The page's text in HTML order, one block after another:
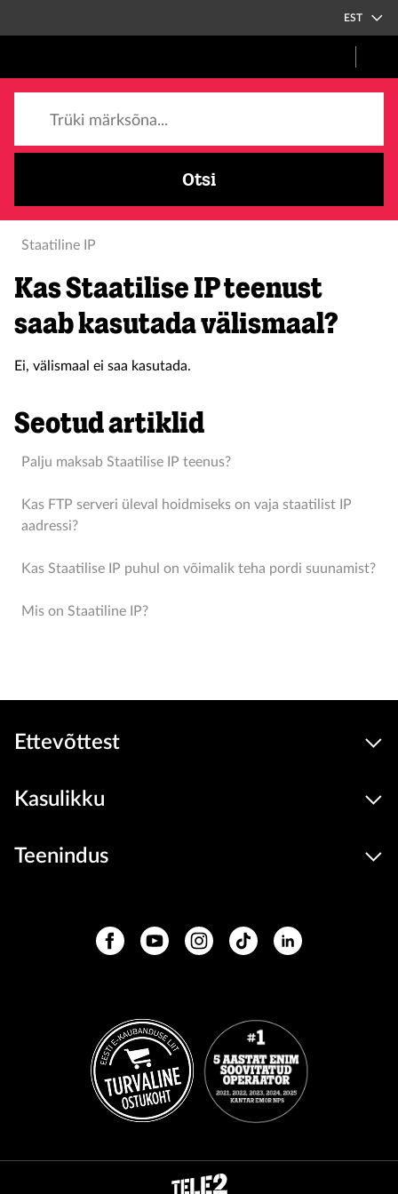
EST
Otsi
Staatiline IP
Kas Staatilise IP teenust
saab kasutada välismaal?
Ei, välismaal ei saa kasutada.
Seotud artiklid
Palju maksab Staatilise IP teenus?
Kas FTP serveri üleval hoidmiseks on vaja staatilist IP
aadressi?
Kas Staatilise IP puhul on võimalik teha pordi suunamist?
Mis on Staatiline IP?
Ettevõttest
Kasulikku
Teenindus